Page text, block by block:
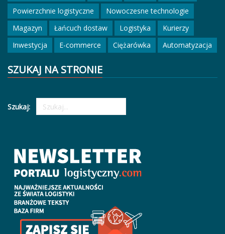
Powierzchnie logistyczne
Nowoczesne technologie
Magazyn
Łańcuch dostaw Logistyka
Kurierzy
Inwestycja
E-commerce Ciężarówka Automatyzacja
SZUKAJ NA STRONIE
Szukaj: